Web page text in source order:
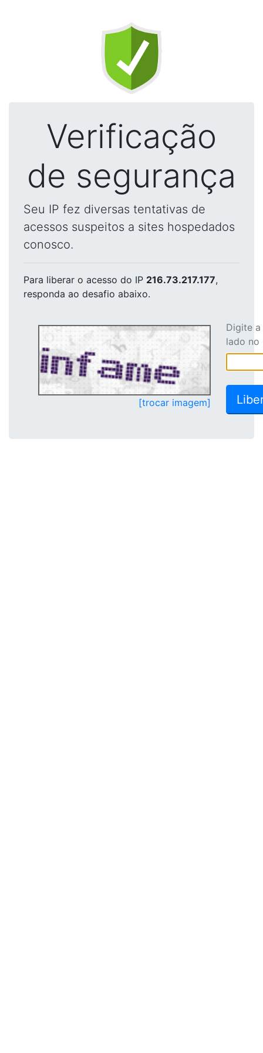
Verificação
de segurança
Seu IP fez diversas tentativas de
acessos suspeitos a sites hospedados
conosco.
Para liberar o acesso do IP 216.73.217.177,
responda ao desafio abaixo.
[trocar imagem]
Digite
lado no